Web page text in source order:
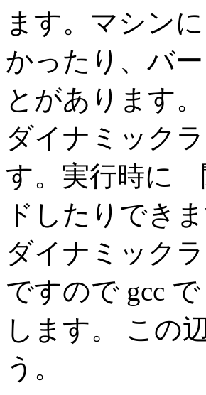
ます。マシン
かったり、バ
とがあります。
ダイナミック
す。実行時に
ドしたりできま
ダイナミック
ですので gcc
します。 この
う。